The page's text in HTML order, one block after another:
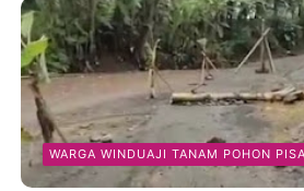
WARGA WINDUAJI TANAM POHON